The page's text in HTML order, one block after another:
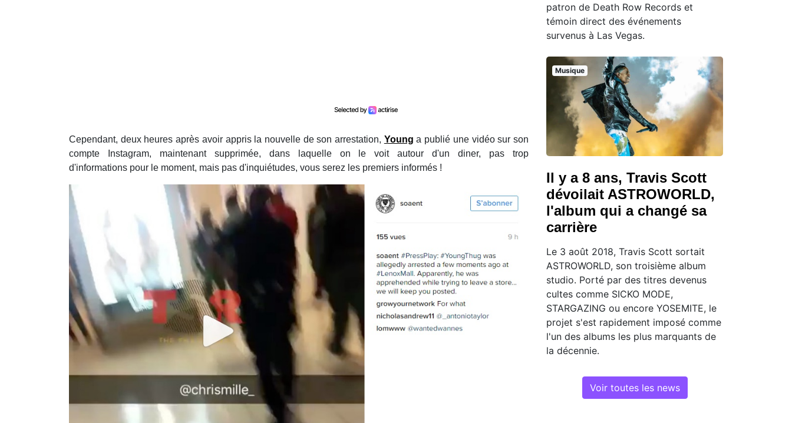
Cependant, deux heures après avoir appris la nouvelle de son arrestation, Young a publié une vidéo sur son
compte Instagram, maintenant supprimée, dans laquelle on le voit autour d'un diner, pas trop
d'informations pour le moment, mais pas d'inquiétudes, vous serez les premiers informés !
patron de Death Row Records et
témoin direct des événements
survenus à Las Vegas.
Musique
Il y a 8 ans, Travis Scott
dévoilait ASTROWORLD,
l'album qui a changé sa
carrière
Le 3 août 2018, Travis Scott sortait
ASTROWORLD, son troisième album
studio. Porté par des titres devenus
cultes comme SICKO MODE,
STARGAZING ou encore YOSEMITE, le
projet s'est rapidement imposé comme
l'un des albums les plus marquants de
la décennie.
Voir toutes les news